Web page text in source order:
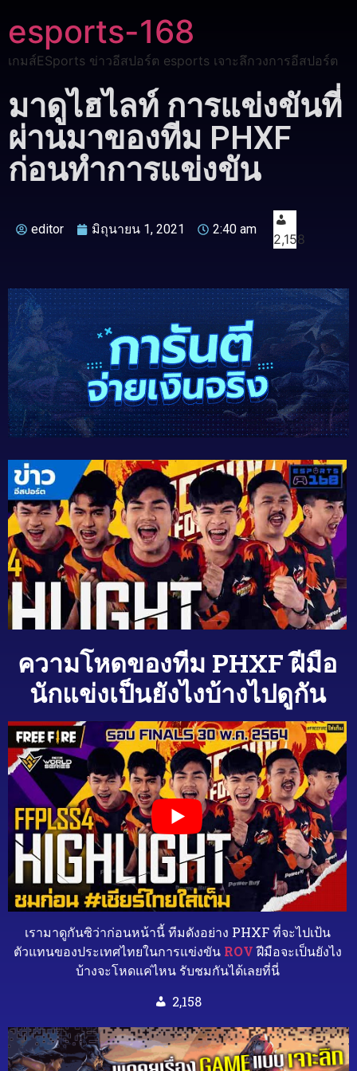
esports-168
เกมส์ESports ข่าวอีสปอร์ต esports เจาะลึกวงการอีสปอร์ต
มาดูไฮไลท์ การแข่งขันที่
ผ่านมาของทีม PHXF
ก่อนทำการแข่งขัน
editor มิถุนายน 1, 2021 2:40 am
2,158
ความโหดของทีม PHXF ฝีมือ
นักแข่งเป็นยังไงบ้างไปดูกัน
เรามาดูกันซิว่าก่อนหน้านี้ ทีมดังอย่าง PHXF ที่จะไปเป้น
ตัวแทนของประเทศไทยในการแข่งขัน ROVฝีมือจะเป็นยังไง
บ้างจะโหดแค่ไหน รับชมกันได้เลยที่นี่
2,158